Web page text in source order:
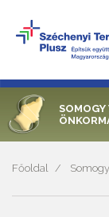
SOMOGY
Főoldal